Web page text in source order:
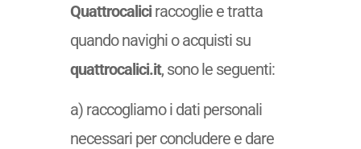
Quattrocaliciraccoglie e tratta
quando navighi o acquisti su
quattrocalici.it, sono le seguenti:
a) raccogliamo i dati personali
necessari per concludere e dare